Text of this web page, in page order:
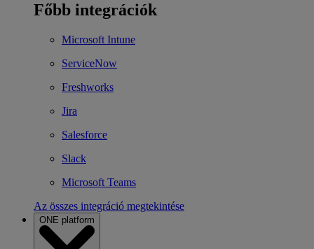
Főbb integrációk
Microsoft Intune
ServiceNow
Freshworks
Jira
Salesforce
Slack
Microsoft Teams
Az összes integráció megtekintése
ONE platform